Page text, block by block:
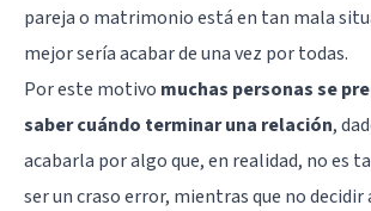
pareja o matrimonio está en tan mala
mejor sería acabar de una vez por todas.
Por este motivo muchas personas se
saber cuándo terminar una relación,
acabarla por algo que, en realidad, no es
ser un craso error, mientras que no decidir